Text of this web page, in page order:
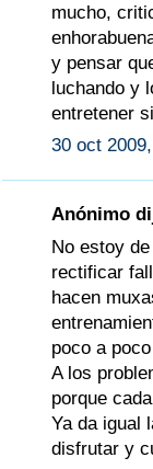
mucho,
y pensar
luchando y
entretener
30 oct
Anónimo
No estoy
rectificar
hacen
poco a poco
A los
porque
Ya da igual
disfrutar y